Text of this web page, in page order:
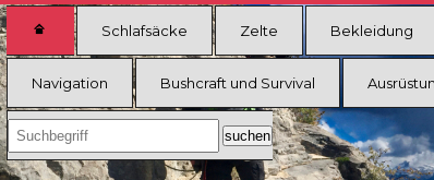
Schlafsäcke Zelte Bekleidung
Navigation Bushcraft und Survival